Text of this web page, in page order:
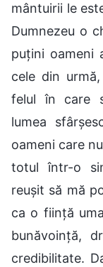
mântuirii le
Dumnezeu o
puțini oameni
cele din
felul în care
lumea
oameni care
totul într-o
reușit să mă
ca o ființă
bunăvoință,
credibilitate.